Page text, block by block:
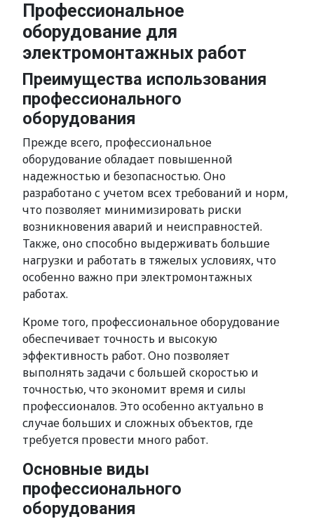
Профессиональное
оборудование для
электромонтажных работ
Преимущества использования
профессионального
оборудования
Прежде всего, профессиональное
оборудование обладает повышенной
надежностью и безопасностью. Оно
разработано с учетом всех требований и норм,
что позволяет минимизировать риски
возникновения аварий и неисправностей.
Также, оно способно выдерживать большие
нагрузки и работать в тяжелых условиях, что
особенно важно при электромонтажных
работах.
Кроме того, профессиональное оборудование
обеспечивает точность и высокую
эффективность работ. Оно позволяет
выполнять задачи с большей скоростью и
точностью, что экономит время и силы
профессионалов. Это особенно актуально в
случае больших и сложных объектов, где
требуется провести много работ.
Основные виды
профессионального
оборудования